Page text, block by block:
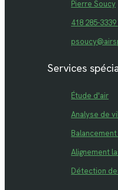
Pierre Soucy
418 285-
Services
Étude d'air
Analyse de
Alignement
Détection